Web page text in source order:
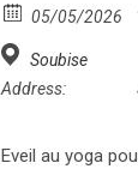
05/05/2026
Soubise
Address:
Eveil au yoga